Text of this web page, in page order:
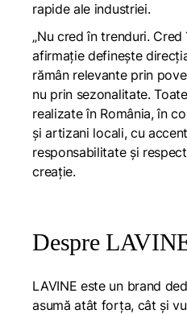
rapide ale industriei.
„Nu cred în trenduri. Cred
afirmație definește
rămân relevante prin
nu prin sezonalitate.
realizate în România, în
și artizani locali, cu
responsabilitate și
creație.
Despre
LAVINE este un brand
asumă atât forța, cât și